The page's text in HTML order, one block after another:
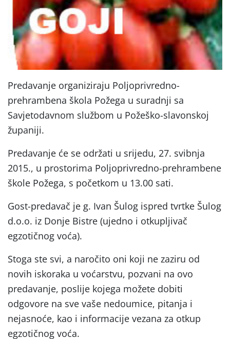
Predavanje organiziraju Poljoprivredno-
prehrambena škola Požega u suradnji sa
Savjetodavnom službom u Požeško-slavonskoj
županiji.
Predavanje će se održati u srijedu, 27. svibnja
2015., u prostorima Poljoprivredno-prehrambene
škole Požega, s početkom u 13.00 sati.
Gost-predavač je g. Ivan Šulog ispred tvrtke Šulog
d.o.o. iz Donje Bistre (ujedno i otkupljivač
egzotičnog voća).
Stoga ste svi, a naročito oni koji ne zaziru od
novih iskoraka u voćarstvu, pozvani na ovo
predavanje, poslije kojega možete dobiti
odgovore na sve vaše nedoumice, pitanja i
nejasnoće, kao i informacije vezana za otkup
egzotičnog voća.